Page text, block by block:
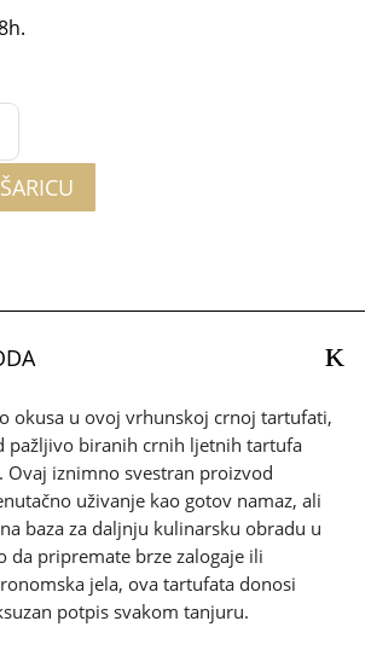
okusa u ovoj vrhunskoj crnoj tartufati,
biranih crnih ljetnih tartufa
Ovaj iznimno svestran proizvod
uživanje kao gotov namaz, ali
baza za daljnju kulinarsku obradu u
da pripremate brze zalogaje ili
jela, ova tartufata donosi
potpis svakom tanjuru.